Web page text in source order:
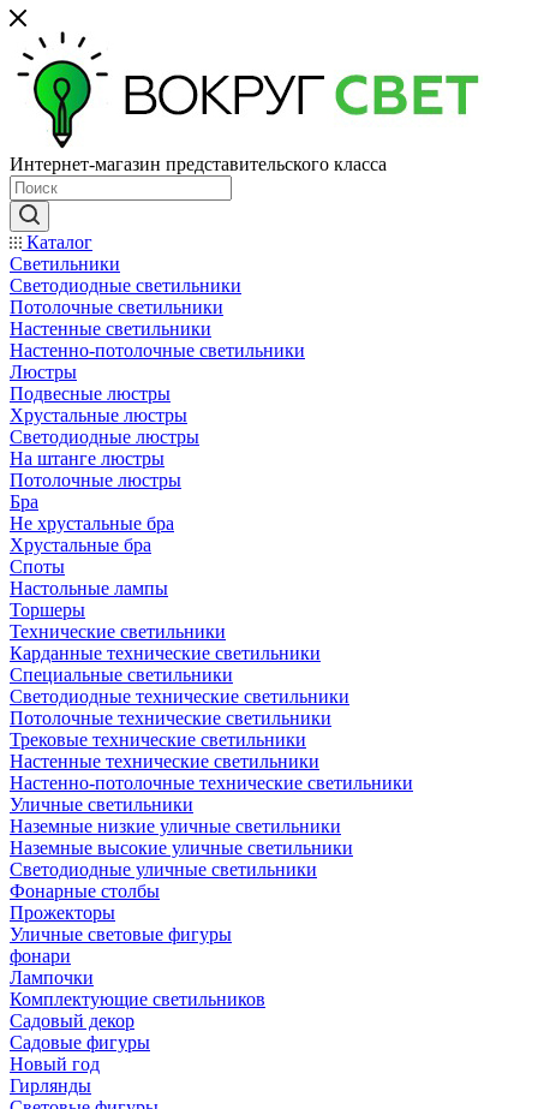
Интернет-магазин представительского класса
Каталог
Светильники
Светодиодные светильники
Потолочные светильники
Настенные светильники
Настенно-потолочные светильники
Люстры
Подвесные люстры
Хрустальные люстры
Светодиодные люстры
На штанге люстры
Потолочные люстры
Бра
Не хрустальные бра
Хрустальные бра
Споты
Настольные лампы
Торшеры
Технические светильники
Карданные технические светильники
Специальные светильники
Светодиодные технические светильники
Потолочные технические светильники
Трековые технические светильники
Настенные технические светильники
Настенно-потолочные технические светильники
Уличные светильники
Наземные низкие уличные светильники
Наземные высокие уличные светильники
Светодиодные уличные светильники
Фонарные столбы
Прожекторы
Уличные световые фигуры
фонари
Лампочки
Комплектующие светильников
Садовый декор
Садовые фигуры
Новый год
Гирлянды